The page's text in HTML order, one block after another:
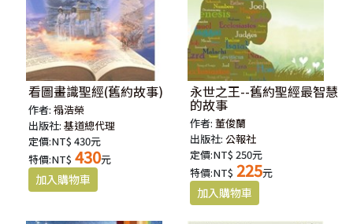
看圖畫識聖經(舊約故事)
作者:禢浩榮
出版社:基道總代理
定價:NT$ 430元
特價:NT$ 430元
永世之王--舊約聖經最智慧
的故事
作者:董俊蘭
出版社:公報社
定價:NT$ 250元
特價:NT$ 225元